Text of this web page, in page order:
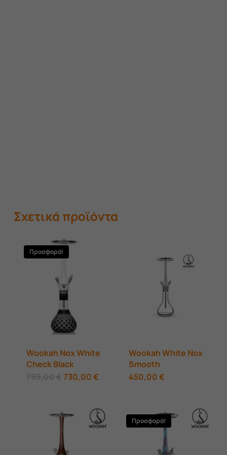
Σχετικά προϊόντα
Προσφορά!
Wookah Nox White
Check Black
799,00€ Original
price
730,00€Η
730,00 €.
Wookah White Nox
Smooth
450,00€
Προσφορά!